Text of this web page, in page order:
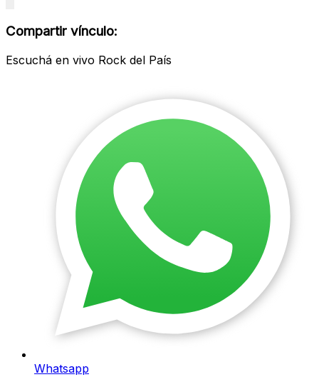
modal
Compartir vínculo:
Escuchá en vivo Rock del País
Whatsapp